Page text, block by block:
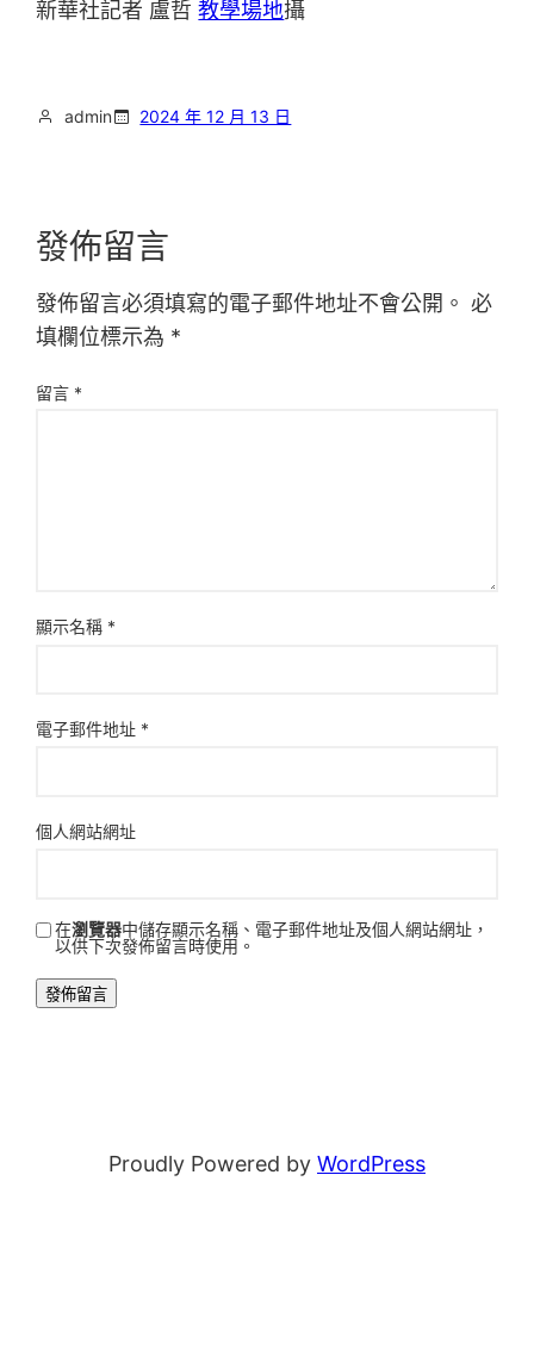
新華社記者 盧哲教學場地攝
admin 2024 年 12 月 13 日
發佈留言
發佈留言必須填寫的電子郵件地址不會公開。 必
填欄位標示為 *
留言 *
顯示名稱 *
電子郵件地址 *
個人網站網址
在瀏覽器中儲存顯示名稱、電子郵件地址及個人網站網址，
以供下次發佈留言時使用。
Proudly Powered by WordPress